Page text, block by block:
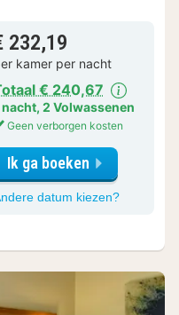
232,19
kamer per nacht
€ 240,67
nacht, 2 Volwassenen
Geen verborgen kosten
Ik ga boeken
datum kiezen?voor